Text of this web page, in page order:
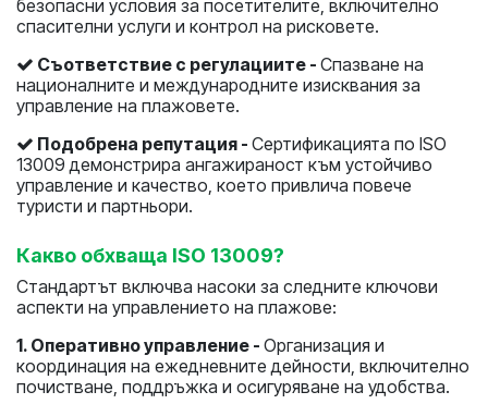
безопасни условия за посетителите, включително
спасителни услуги и контрол на рисковете.
Съответствие с регулациите - Спазване на
националните и международните изисквания за
управление на плажовете.
Подобрена репутация - Сертификацията по ISO
13009 демонстрира ангажираност към устойчиво
управление и качество, което привлича повече
туристи и партньори.
Какво обхваща ISO 13009?
Стандартът включва насоки за следните ключови
аспекти на управлението на плажове:
1. Оперативно управление - Организация и
координация на ежедневните дейности, включително
почистване, поддръжка и осигуряване на удобства.